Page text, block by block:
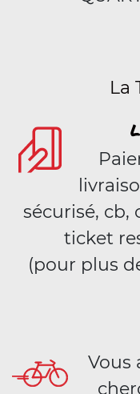
La
sécurisé,
ticket
(pour plus
Vous